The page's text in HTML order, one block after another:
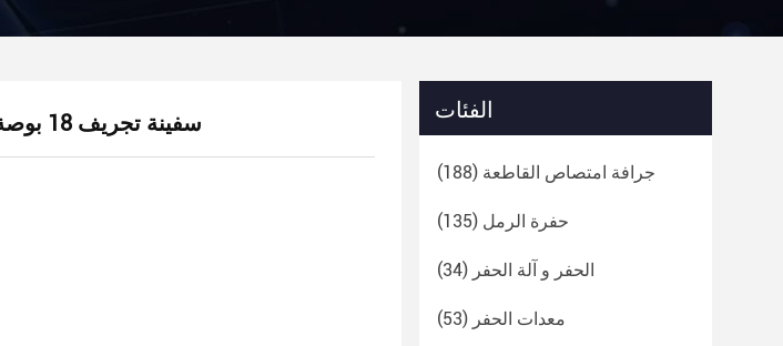
سفينة تجريف 18 بوصة لتنظيف الأنهار الضحلة الفئات
جرافة امتصاص القاطعة (188)
حفرة الرمل (135)
الحفر و آلة الحفر (34)
معدات الحفر (53)